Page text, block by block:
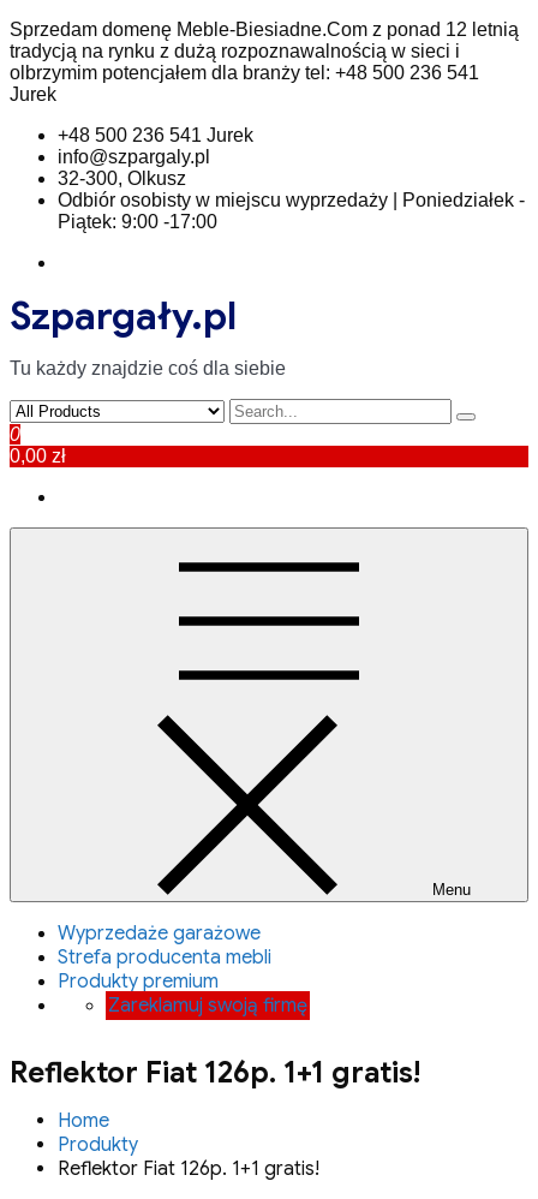
Skip
to
content
Sprzedam domenę Meble-Biesiadne.Com z ponad 12 letnią
tradycją na rynku z dużą rozpoznawalnością w sieci i
olbrzymim potencjałem dla branży tel: +48 500 236 541
Jurek
+48 500 236 541 Jurek
info@szpargaly.pl
32-300, Olkusz
Odbiór osobisty w miejscu wyprzedaży | Poniedziałek -
Piątek: 9:00 -17:00
Szpargały.pl
Tu każdy znajdzie coś dla siebie
0
0,00 zł
Menu
Wyprzedaże garażowe
Strefa producenta mebli
Produkty premium
Zareklamuj swoją firmę
Reflektor Fiat 126p. 1+1 gratis!
Home
Produkty
Reflektor Fiat 126p. 1+1 gratis!